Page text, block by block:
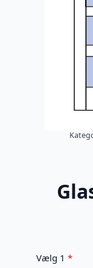
Vælg 1 *